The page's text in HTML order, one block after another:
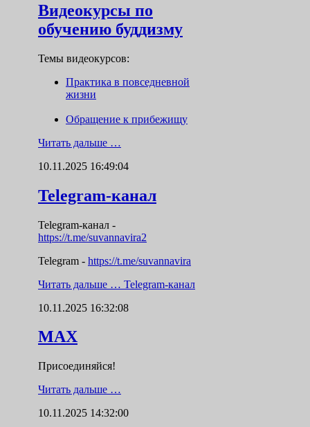
Видеокурсы по
обучению буддизму
Темы видеокурсов:
Практика в повседневной
жизни
Обращение к прибежищу
Читать дальше …
10.11.2025 16:49:04
Telegram-канал
Telegram-канал -
https://t.me/suvannavira2
Telegram - https://t.me/suvannavira
Читать дальше … Telegram-канал
10.11.2025 16:32:08
MAX
Присоединяйся!
Читать дальше …
10.11.2025 14:32:00